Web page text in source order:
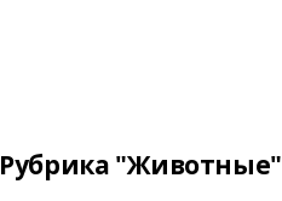
Рубрика "Животные"